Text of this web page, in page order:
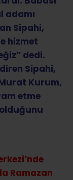
adamı
Sipahi,
hizmet
dedi.
Sipahi,
Kurum,
etme
Ramazan